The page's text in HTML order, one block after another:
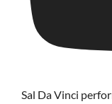
Sal Da Vinci